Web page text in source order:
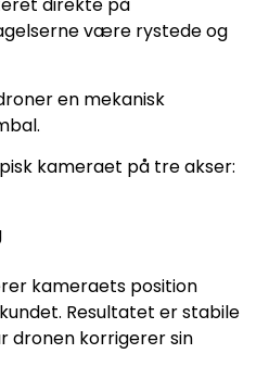
direkte på
være rystede og
en mekanisk
kameraet på tre akser:
kameraets position
Resultatet er stabile
dronen korrigerer sin